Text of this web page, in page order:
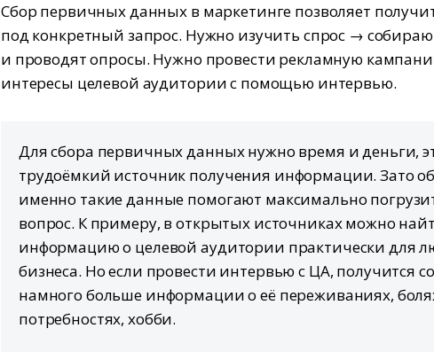
Сбор первичных данных в маркетинге позволяет
под конкретный запрос. Нужно изучить спрос →
и проводят опросы. Нужно провести рекламную
интересы целевой аудитории с помощью интервью.
Для сбора первичных данных нужно время и деньги,
трудоёмкий источник получения информации. Зато
именно такие данные помогают максимально
вопрос. К примеру, в открытых источниках можно
информацию о целевой аудитории практически для
бизнеса. Но если провести интервью с ЦА, получится
намного больше информации о её переживаниях,
потребностях, хобби.